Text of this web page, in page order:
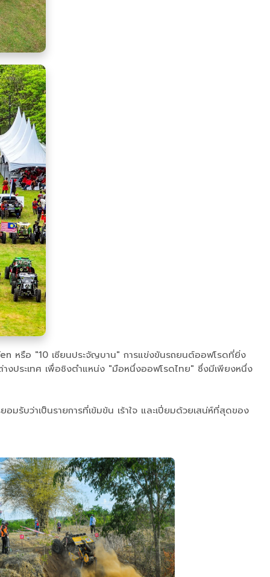
หรือ "10 เซียนประจัญบาน" การแข่งขันรถยนต์ออฟโรดที่ยิ่ง
งประเทศ เพื่อชิงตำแหน่ง "มือหนึ่งออฟโรดไทย" ซึ่งมีเพียงหนึ่ง
รับว่าเป็นรายการที่เข้มข้น เร้าใจ และเปี่ยมด้วยเสน่ห์ที่สุดของ